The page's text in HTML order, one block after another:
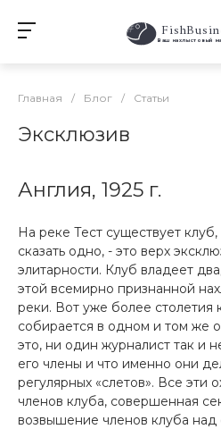
Ваш нахлыстовый
Главная / Блог / Статьи
Эксклюзив
Англия, 1925 г.
На реке Тест существует
сказать одно, - это верх
элитарности. Клуб владеет
этой всемирно признанной
реки. Вот уже более столетия
собирается в одном и том же
это, ни один журналист так и
его члены и что именно они
регулярных «слетов». Все
членов клуба, совершенная
возвышение членов клуба